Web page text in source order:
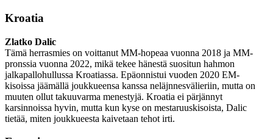
Kroatia
Zlatko Dalic
Tämä herrasmies on voittanut MM-hopeaa vuonna 2018 ja MM-
pronssia vuonna 2022, mikä tekee hänestä suositun hahmon
jalkapallohullussa Kroatiassa. Epäonnistui vuoden 2020 EM-
kisoissa jäämällä joukkueensa kanssa neläjnnesvälieriin, mutta on
muuten ollut takuuvarma menestyjä. Kroatia ei pärjännyt
karsinnoissa hyvin, mutta kun kyse on mestaruuskisoista, Dalic
tietää, miten joukkueesta kaivetaan tehot irti.